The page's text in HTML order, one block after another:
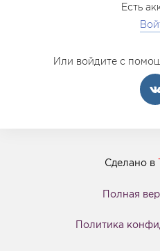
Есть
Или войдите с
Сделано в
Полная
Политика